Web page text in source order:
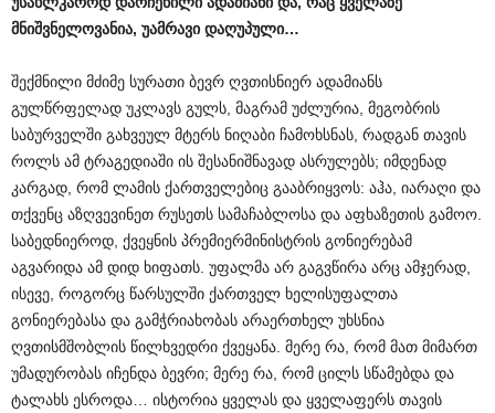
მნიშვნელოვანია, უამრავი დაღუპული…
შექმნილი მძიმე სურათი ბევრ ღვთისნიერ ადამიანს
გულწრფელად უკლავს გულს, მაგრამ უძლურია, მეგობრის
საბურველში გახვეულ მტერს ნიღაბი ჩამოხსნას, რადგან თავის
როლს ამ ტრაგედიაში ის შესანიშნავად ასრულებს; იმდენად
კარგად, რომ ლამის ქართველებიც გააბრიყვოს: აჰა, იარაღი და
თქვენც აზღვევინეთ რუსეთს სამაჩაბლოსა და აფხაზეთის გამოო.
საბედნიეროდ, ქვეყნის პრემიერმინისტრის გონიერებამ
აგვარიდა ამ დიდ ხიფათს. უფალმა არ გაგვწირა არც ამჯერად,
ისევე, როგორც წარსულში ქართველ ხელისუფალთა
გონიერებასა და გამჭრიახობას არაერთხელ უხსნია
ღვთისმშობლის წილხვედრი ქვეყანა. მერე რა, რომ მათ მიმართ
უმადურობას იჩენდა ბევრი; მერე რა, რომ ცილს სწამებდა და
ტალახს ესროდა… ისტორია ყველას და ყველაფერს თავის